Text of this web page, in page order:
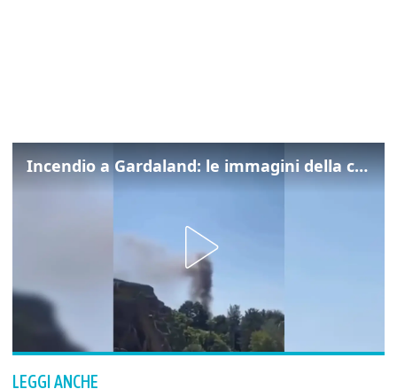
Incendio a Gardaland: le immagini della colonna di fumo
LEGGI ANCHE